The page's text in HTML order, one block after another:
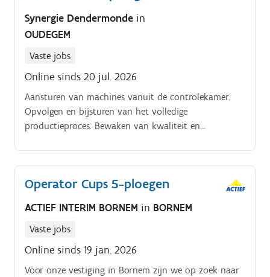
Synergie Dendermonde in
OUDEGEM
Vaste jobs
Online sinds 20 jul. 2026
Aansturen van machines vanuit de controlekamer.
Opvolgen en bijsturen van het volledige
productieproces. Bewaken van kwaliteit en
technische storingen.
Operator Cups 5-ploegen
ACTIEF INTERIM BORNEM in BORNEM
Vaste jobs
Online sinds 19 jan. 2026
Voor onze vestiging in Bornem zijn we op zoek naar